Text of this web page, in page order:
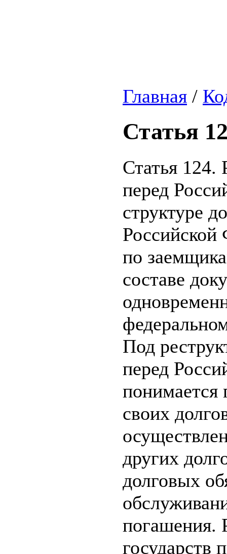
Главная /
Статья
Статья 124.
перед
структуре
Российской
по
составе
Под
перед
понимается
своих
других
долговых
погашения.
государств